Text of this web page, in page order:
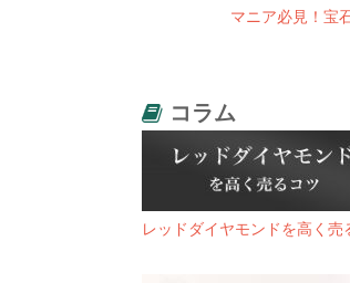
マニア必見！宝
コラム
レッドダイヤモンドを高く売